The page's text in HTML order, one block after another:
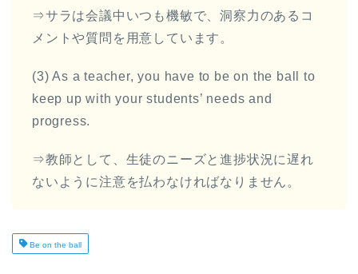
⇒サラは会議中いつも機敏で、洞察力のあるコ
メントや質問を用意しています。
(3) As a teacher, you have to be on the ball to
keep up with your students’ needs and
progress.
⇒教師として、生徒のニーズと進捗状況に遅れ
ないように注意を払わなければなりません。
Be on the ball